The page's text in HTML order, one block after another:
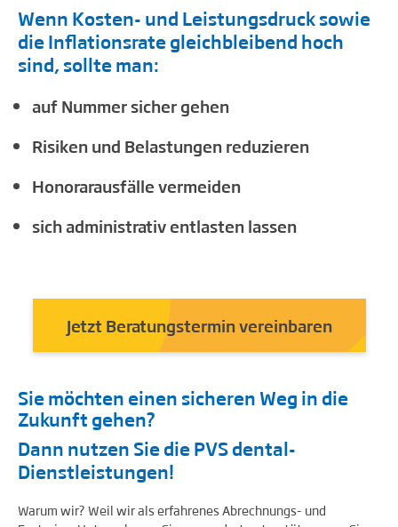
Wenn Kosten- und Leistungsdruck sowie
die Inflationsrate gleichbleibend hoch
sind, sollte man:
auf Nummer sicher gehen
Risiken und Belastungen reduzieren
Honorarausfälle vermeiden
sich administrativ entlasten lassen
Jetzt Beratungstermin vereinbaren
Sie möchten einen sicheren Weg in die
Zukunft gehen?
Dann nutzen Sie die PVS dental-
Dienstleistungen!
Warum wir? Weil wir als erfahrenes Abrechnungs- und